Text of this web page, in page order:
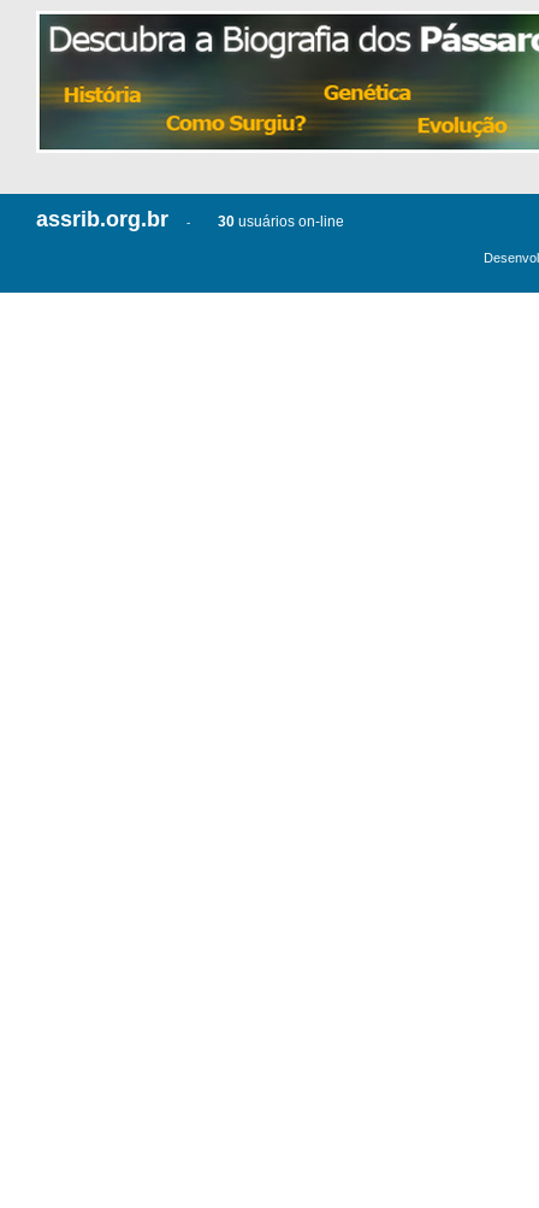
assrib.org.br - 30 usuários on-line